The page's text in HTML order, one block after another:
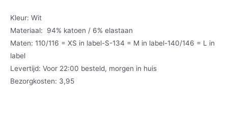
Kleur: Wit
Materiaal: 94% katoen / 6% elastaan
Maten: 110/116 = XS in label-S-134 = M in label-140/146 = L in
label
Levertijd: Voor 22:00 besteld, morgen in huis
Bezorgkosten: 3,95